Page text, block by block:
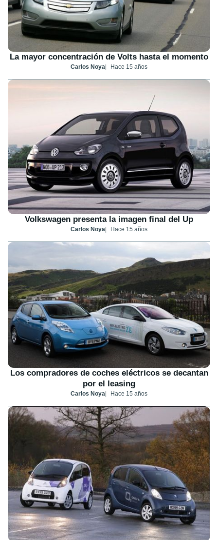
La mayor concentración de Volts hasta el momento
Carlos Noya Hace 15 años
Volkswagen presenta la imagen final del Up
Carlos Noya Hace 15 años
Los compradores de coches eléctricos se decantan
por el leasing
Carlos Noya Hace 15 años